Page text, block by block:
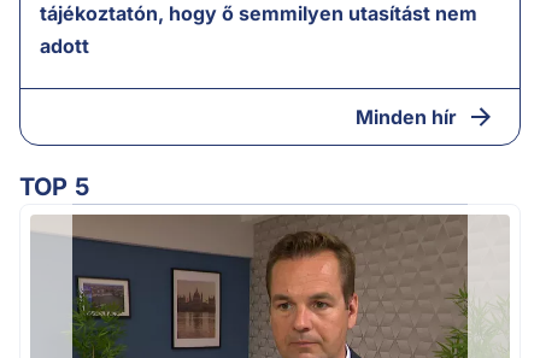
tájékoztatón, hogy ő semmilyen utasítást nem
adott
Minden hír
TOP 5